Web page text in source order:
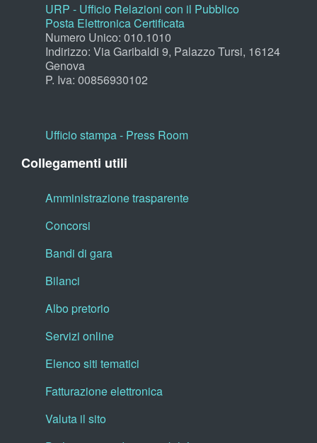
URP - Ufficio Relazioni con il Pubblico
Posta Elettronica Certificata
Numero Unico: 010.1010
Indirizzo: Via Garibaldi 9, Palazzo Tursi, 16124
Genova
P. Iva: 00856930102
Ufficio stampa - Press Room
Collegamenti utili
Amministrazione trasparente
Concorsi
Bandi di gara
Bilanci
Albo pretorio
Servizi online
Elenco siti tematici
Fatturazione elettronica
Valuta il sito